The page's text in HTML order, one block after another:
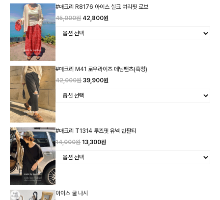
#매크리 R8176 아이스 실크 여리핏 로브
45,000원 42,800원
#매크리 M41 로우라이즈 데님팬츠(흑청)
42,000원 39,900원
#매크리 T1314 루즈핏 유넥 반팔티
14,000원 13,300원
아이스 쿨 나시